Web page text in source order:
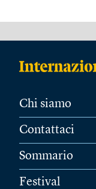
Chi siamo
Contattaci
Sommario
Festival